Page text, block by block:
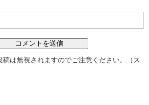
稿は無視されますのでご注意ください。（ス